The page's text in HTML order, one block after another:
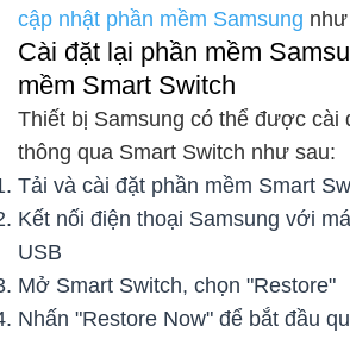
cập nhật phần mềm Samsung
Cài đặt lại phần mềm
mềm Smart Switch
Thiết bị Samsung có thể được cài
thông qua Smart Switch như sau:
Tải và cài đặt phần mềm Smart
Kết nối điện thoại Samsung với
USB
Mở Smart Switch, chọn "Restore"
Nhấn "Restore Now" để bắt đầu